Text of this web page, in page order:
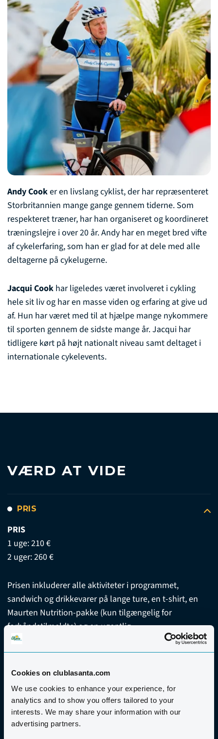
Cookies on clublasanta.com
We use cookies to enhance your experience, for
analytics and to show you offers tailored to your
interests. We may share your information with our
advertising partners.
Andy Cooker en livslang cyklist, der har repræsenteret
Storbritannien mange gange gennem tiderne. Som
respekteret træner, har han organiseret og koordineret
træningslejre i over 20 år. Andy har en meget bred vifte
af cykelerfaring, som han er glad for at dele med alle
deltagerne på cykelugerne.
Jacqui Cook har ligeledes været involveret i cykling
hele sit liv og har en masse viden og erfaring at give ud
af. Hun har været med til at hjælpe mange nykommere
til sporten gennem de sidste mange år. Jacqui har
tidligere kørt på højt nationalt niveau samt deltaget i
internationale cykelevents.
VÆRD AT VIDE
PRIS
PRIS
1 uge: 210 €
2 uger: 260 €
Prisen inkluderer alle aktiviteter i programmet,
sandwich og drikkevarer på lange ture, en t-shirt, en
Maurten Nutrition-pakke (kun tilgængelig for
forhåndstilmeldte) og en ugentlig
afslutningsmiddag. Bemærk venligst at leje af cykel
ikke er inkluderet i prisen.
bestille hurtigst muligt. Bemærk venligst, at
træningslejren er forbeholdt gæster, der bor på Club La
Santa i samme tidsrum.